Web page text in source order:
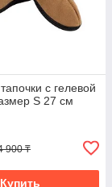
с гелевой
S 27 см
900 ₸
Купить